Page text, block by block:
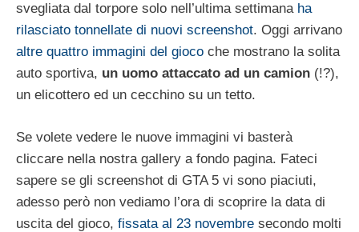
svegliata dal torpore solo nell’ultima settimana ha
rilasciato tonnellate di nuovi screenshot. Oggi arrivano
altre quattro immagini del gioco che mostrano la solita
auto sportiva, un uomo attaccato ad un camion (!?),
un elicottero ed un cecchino su un tetto.
Se volete vedere le nuove immagini vi basterà
cliccare nella nostra gallery a fondo pagina. Fateci
sapere se gli screenshot di GTA 5 vi sono piaciuti,
adesso però non vediamo l’ora di scoprire la data di
uscita del gioco, fissata al 23 novembre secondo molti